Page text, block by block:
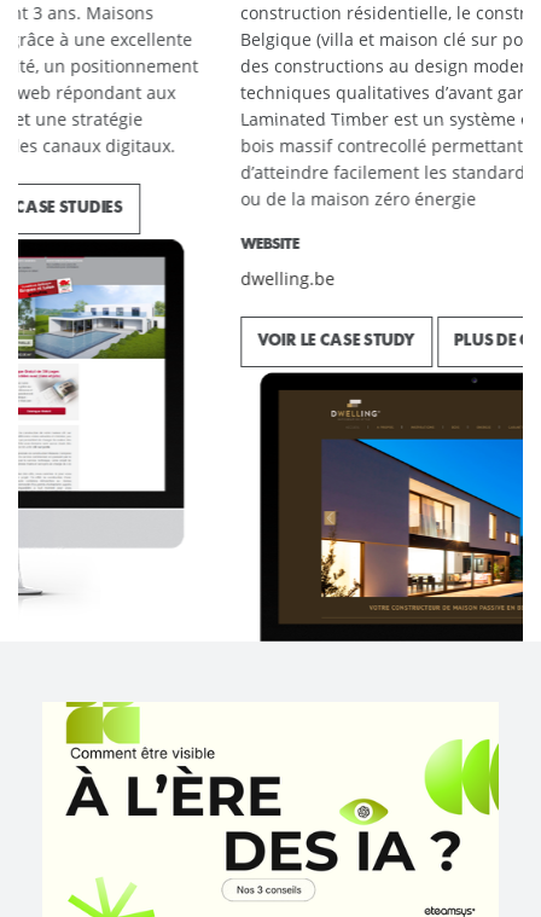
construction résidentielle, le constructeur de maison en
Belgique (villa et maison clé sur porte) Dwelling réalise
des constructions au design moderne grâce à des
techniques qualitatives d’avant garde. Le CLT pour Cross
Laminated Timber est un système constructif naturel de
bois massif contrecollé permettant notamment
d’atteindre facilement les standards de la maison passive
ou de la maison zéro énergie
WEBSITE
dwelling.be
VOIR LE CASE STUDY PLUS DE CASE STUDIES